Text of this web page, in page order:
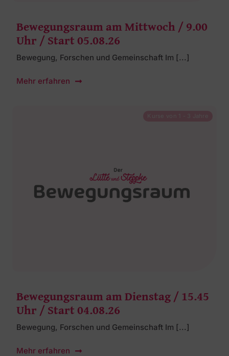
Bewegungsraum am Mittwoch / 9.00
Uhr / Start 05.08.26
Bewegung, Forschen und Gemeinschaft Im [...]
Mehr erfahren
Kurse von 1 - 3 Jahre
Bewegungsraum am Dienstag / 15.45
Uhr / Start 04.08.26
Bewegung, Forschen und Gemeinschaft Im [...]
Mehr erfahren